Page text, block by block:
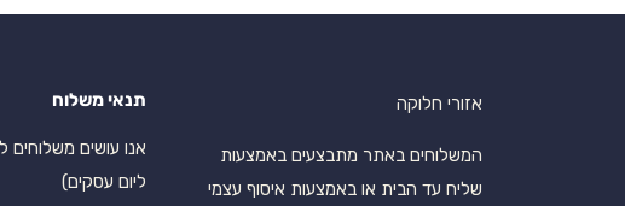
אזורי חלוקה
המשלוחים באתר מתבצעים באמצעות
שליח עד הבית או באמצעות איסוף עצמי
תנאי משלוח
ליום עסקים)